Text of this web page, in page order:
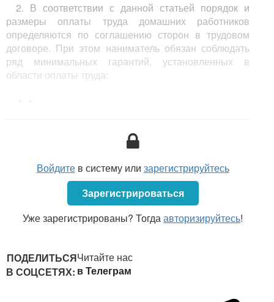
2. В соответствии с данной статьей порядок и
размеры оплаты труда домашних работников
определяются по соглашению сторон в трудовом
договоре. При этом наниматель обязан соблюдать
ряд минимальных гарантий, установленных в
области оплаты труда:
Войдитев систему или зарегистрируйтесь
Зарегистрироваться
Уже зарегистрированы? Тогдаавторизируйтесь!
ПОДЕЛИТЬСЯ
В СОЦСЕТЯХ:
Читайте нас
в Телеграм